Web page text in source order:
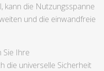
kann die Nutzungsspanne
und die einwandfreie
Sie Ihre
die universelle Sicherheit